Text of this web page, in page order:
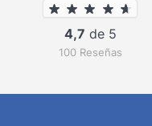
4,7 de 5
100 Reseñas